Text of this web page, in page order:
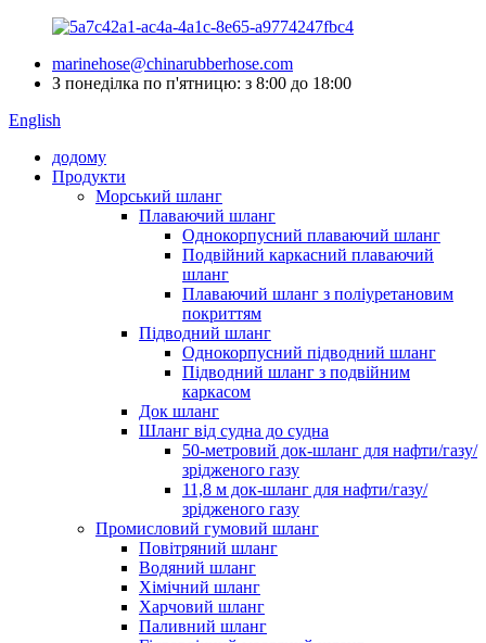
marinehose@chinarubberhose.com
З понеділка по п'ятницю: з 8:00 до 18:00
English
додому
Продукти
Морський шланг
Плаваючий шланг
Однокорпусний плаваючий шланг
Подвійний каркасний плаваючий
шланг
Плаваючий шланг з поліуретановим
покриттям
Підводний шланг
Однокорпусний підводний шланг
Підводний шланг з подвійним
каркасом
Док шланг
Шланг від судна до судна
50-метровий док-шланг для нафти/газу/
зрідженого газу
11,8 м док-шланг для нафти/газу/
зрідженого газу
Промисловий гумовий шланг
Повітряний шланг
Водяний шланг
Хімічний шланг
Харчовий шланг
Паливний шланг